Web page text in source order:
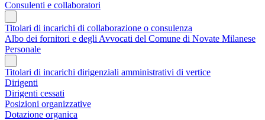
Consulenti e collaboratori
Titolari di incarichi di collaborazione o consulenza
Albo dei fornitori e degli Avvocati del Comune di Novate Milanese
Personale
Titolari di incarichi dirigenziali amministrativi di vertice
Dirigenti
Dirigenti cessati
Posizioni organizzative
Dotazione organica